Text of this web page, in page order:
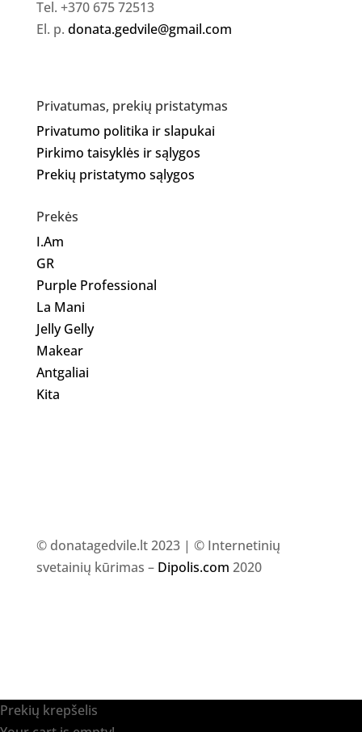
Tel. +370 675 72513
El. p. donata.gedvile@gmail.com
Privatumas, prekių pristatymas
Privatumo politika ir slapukai
Pirkimo taisyklės ir sąlygos
Prekių pristatymo sąlygos
Prekės
I.Am
GR
Purple Professional
La Mani
Jelly Gelly
Makear
Antgaliai
Kita
© donatagedvile.lt 2023 | © Internetinių
svetainių kūrimas – Dipolis.com 2020
Prekių krepšelis